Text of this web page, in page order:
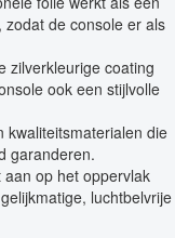
de console er als
zilverkleurige coating
ook een stijlvolle
kwaliteitsmaterialen die
garanderen.
aan op het oppervlak
luchtbelvrije